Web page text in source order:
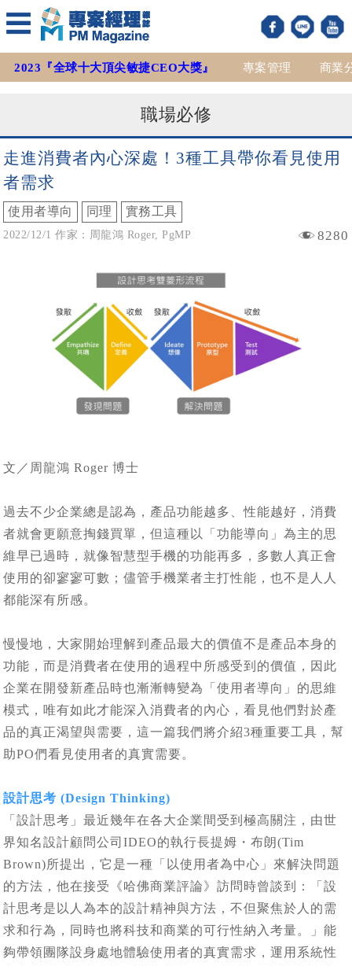
2023『全球十大頂尖敏捷CEO大獎』 專案管理 商業
職場必修
走進消費者內心深處！3種工具帶你看見使用
者需求
使用者導向 同理 實務工具
2022/12/1 作家：周龍鴻 Roger, PgMP 8280
文／周龍鴻 Roger 博士
過去不少企業總是認為，產品功能越多、性能越好，消費
者就會更願意掏錢買單，但這種以「功能導向」為主的思
維早已過時，就像智慧型手機的功能再多，多數人真正會
使用的卻寥寥可數；儘管手機業者主打性能，也不是人人
都能深有所感。
慢慢地，大家開始理解到產品最大的價值不是產品本身的
功能，而是消費者在使用的過程中所感受到的價值，因此
企業在開發新產品時也漸漸轉變為「使用者導向」的思維
模式，唯有如此才能深入消費者的內心，看見他們對於產
品的真正渴望與需要，這一篇我們將介紹3種重要工具，幫
助PO們看見使用者的真實需要。
設計思考 (Design Thinking)
「設計思考」最近幾年在各大企業間受到極高關注，由世
界知名設計顧問公司IDEO的執行長提姆・布朗(Tim
Brown)所提出，它是一種「以使用者為中心」來解決問題
的方法，他在接受《哈佛商業評論》訪問時曾談到：「設
計思考是以人為本的設計精神與方法，不但聚焦於人的需
求和行為，同時也將科技和商業的可行性納入考量。」能
夠帶領團隊設身處地體驗使用者的真實需求，運用系統性